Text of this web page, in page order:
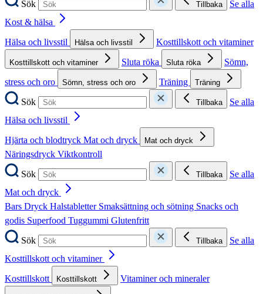
Sök
Tillbaka
Se alla
Kost & hälsa
Hälsa och livsstil
Hälsa och livsstil Kosttillskott och vitaminer
Kosttillskott och vitaminer Sluta röka Sluta röka
Sömn,
stress och oro
Sömn, stress och oro Träning Träning
Sök Tillbaka
Se alla
Hälsa och livsstil
Hjärta och blodtryck Mat och dryck Mat och dryck
Näringsdryck Viktkontroll
Sök
Tillbaka
Se alla
Mat och dryck
Bars Dryck Halstabletter Smaksättning och sötning Snacks och
godis Superfood Tuggummi Glutenfritt
Sök
Tillbaka
Se alla
Kosttillskott och vitaminer
Kosttillskott
Kosttillskott Vitaminer och mineraler